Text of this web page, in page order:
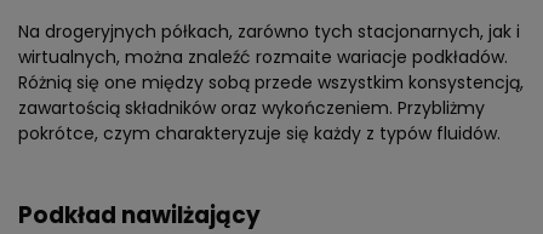
Na drogeryjnych półkach, zarówno tych stacjonarnych, jak i
wirtualnych, można znaleźć rozmaite wariacje podkładów.
Różnią się one między sobą przede wszystkim konsystencją,
zawartością składników oraz wykończeniem. Przybliżmy
pokrótce, czym charakteryzuje się każdy z typów fluidów.
Podkład nawilżający